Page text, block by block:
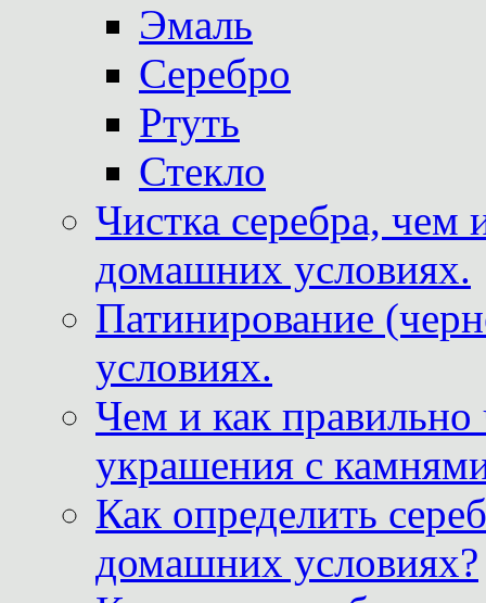
Эмаль
Серебро
Ртуть
Стекло
Чистка серебра, чем
домашних условиях.
Патинирование
условиях.
Чем и как
украшения с
Как определить
домашних условиях?